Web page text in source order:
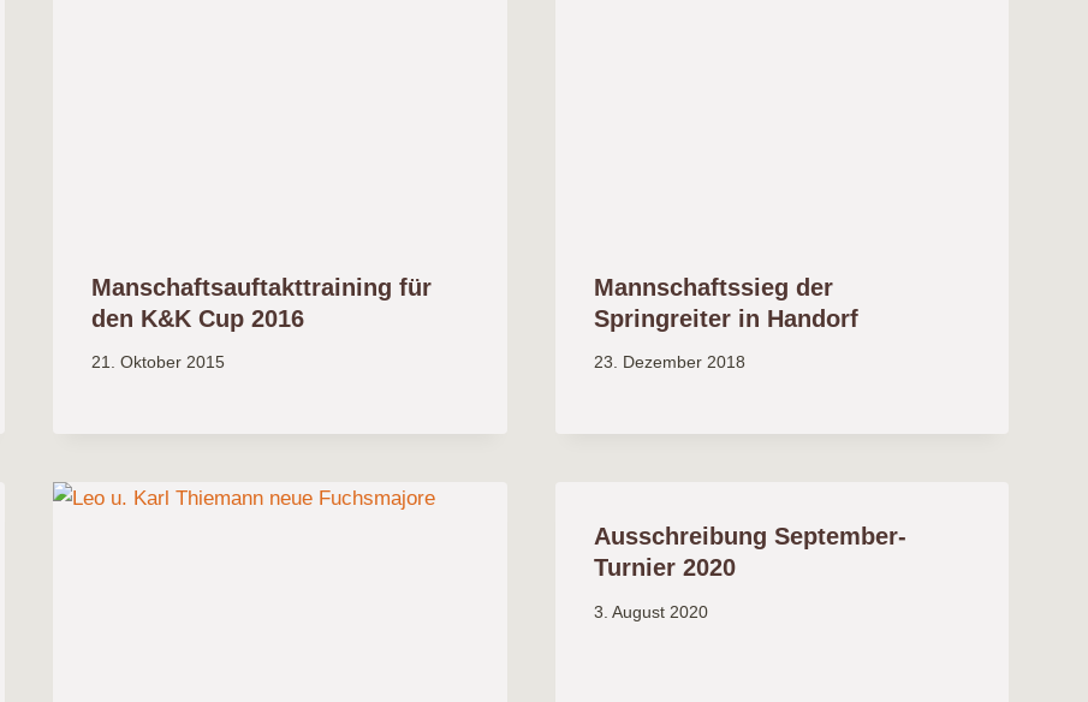
Manschaftsauftakttraining für
den K&K Cup 2016
21. Oktober 2015
Mannschaftssieg der
Springreiter in Handorf
23. Dezember 2018
Ausschreibung September-
Turnier 2020
3. August 2020